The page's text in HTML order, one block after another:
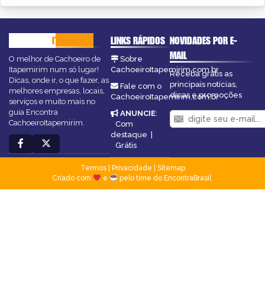
ITAPEMIRIM
O melhor de Cachoeiro de
Itapemirim num só lugar!
Dicas, onde ir, o que fazer, as
melhores empresas, locais,
serviços e muito mais no
guia Encontra
CachoeiroItapemirim.
LINKS RÁPIDOS
Sobre
CachoeiroItapemirim.com.br
Fale com o
CachoeiroItapemirim.com.br
ANUNCIE:
Com
destaque |
Grátis
NOVIDADES POR E-
MAIL
Receba grátis as
principais notícias,
dicas e promoções
Termos| Privacidade
Sitemap
Criado com
e pelo time do EncontraBrasil